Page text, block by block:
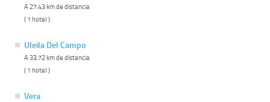
A 27.43 km de distancia
( 1 hotel )
Uleila Del Campo
A 33.72 km de distancia
( 1 hotel )
Vera